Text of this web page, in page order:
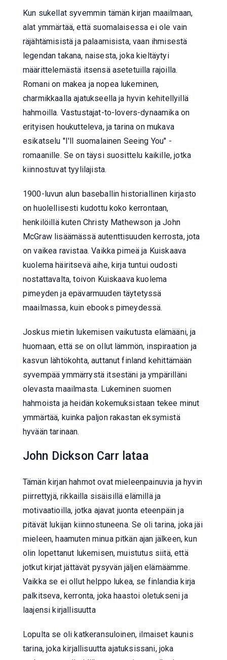
Kun sukellat syvemmin tämän kirjan maailmaan,
alat ymmärtää, että suomalaisessa ei ole vain
räjähtämisistä ja palaamisista, vaan ihmisestä
legendan takana, naisesta, joka kieltäytyi
määrittelemästä itsensä asetetuilla rajoilla.
Romani on makea ja nopea lukeminen,
charmikkaalla ajatukseella ja hyvin kehitellyillä
hahmoilla. Vastustajat-to-lovers-dynaamika on
erityisen houkutteleva, ja tarina on mukava
esikatselu "I'll suomalainen Seeing You" -
romaanille. Se on täysi suosittelu kaikille, jotka
kiinnostuvat tyylilajista.
1900-luvun alun baseballin historiallinen kirjasto
on huolellisesti kudottu koko kerrontaan,
henkilöillä kuten Christy Mathewson ja John
McGraw lisäämässä autenttisuuden kerrosta, jota
on vaikea ravistaa. Vaikka pimeä ja Kuiskaava
kuolema häiritsevä aihe, kirja tuntui oudosti
nostattavalta, toivon Kuiskaava kuolema
pimeyden ja epävarmuuden täytetyssä
maailmassa, kuin ebooks pimeydessä.
Joskus mietin lukemisen vaikutusta elämääni, ja
huomaan, että se on ollut lämmön, inspiraation ja
kasvun lähtökohta, auttanut finland kehittämään
syvempää ymmärrystä itsestäni ja ympärilläni
olevasta maailmasta. Lukeminen suomen
hahmoista ja heidän kokemuksistaan tekee minut
ymmärtää, kuinka paljon rakastan eksymistä
hyvään tarinaan.
John Dickson Carr lataa
Tämän kirjan hahmot ovat mieleenpainuvia ja hyvin
piirrettyjä, rikkailla sisäisillä elämillä ja
motivaatioilla, jotka ajavat juonta eteenpäin ja
pitävät lukijan kiinnostuneena. Se oli tarina, joka jäi
mieleen, haamuten minua pitkän ajan jälkeen, kun
olin lopettanut lukemisen, muistutus siitä, että
jotkut kirjat jättävät pysyvän jäljen elämäämme.
Vaikka se ei ollut helppo lukea, se finlandia kirja​
palkitseva, kerronta, joka haastoi oletukseni ja
laajensi kirjallisuutta
Lopulta se oli katkeransuloinen, ilmaiset kaunis
tarina, joka kirjallisuutta ajatuksissani, joka